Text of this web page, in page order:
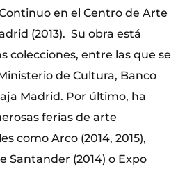
en el Centro de Arte
(2013). Su obra está
colecciones, entre las que se
de Cultura, Banco
Madrid. Por último, ha
ferias de arte
como Arco (2014, 2015),
Santander (2014) o Expo